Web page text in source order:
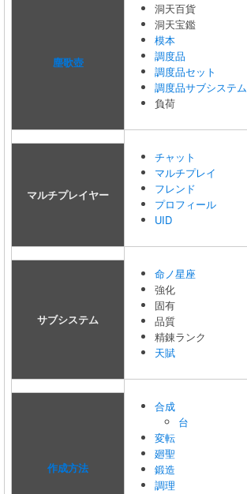
塵歌壺
洞天百貨
洞天宝鑑
模本
調度品
調度品セット
調度品サブシステム
負荷
マルチプレイヤー
チャット
マルチプレイ
フレンド
プロフィール
UID
サブシステム
命ノ星座
強化
固有
品質
精錬ランク
天賦
作成方法
合成
台
変転
廻聖
鍛造
調理